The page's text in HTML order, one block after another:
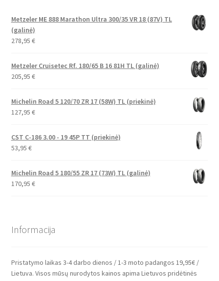
Metzeler ME 888 Marathon Ultra 300/35 VR 18 (87V) TL
(galinė)
278,95 €
Metzeler Cruisetec Rf. 180/65 B 16 81H TL (galinė)
205,95 €
Michelin Road 5 120/70 ZR 17 (58W) TL (priekinė)
127,95 €
CST C-186 3.00 - 19 45P TT (priekinė)
53,95 €
Michelin Road 5 180/55 ZR 17 (73W) TL (galinė)
170,95 €
Informacija
Pristatymo laikas 3-4 darbo dienos / 1-3 moto padangos 19,95€ /
Lietuva. Visos mūsų nurodytos kainos apima Lietuvos pridėtinės